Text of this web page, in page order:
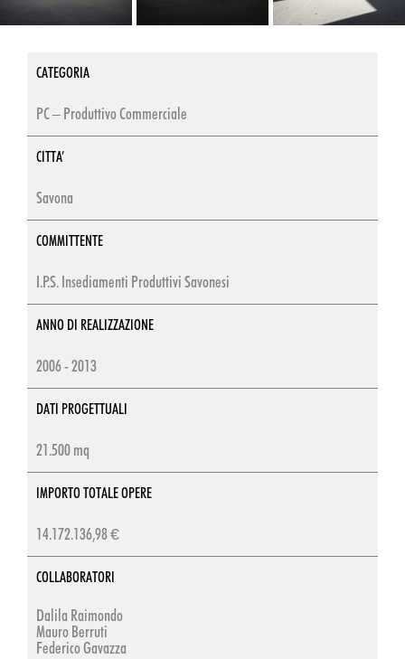
CATEGORIA
PC – Produttivo Commerciale
CITTA’
Savona
COMMITTENTE
I.P.S. Insediamenti Produttivi Savonesi
ANNO DI REALIZZAZIONE
2006 - 2013
DATI PROGETTUALI
21.500 mq
IMPORTO TOTALE OPERE
14.172.136,98 €
COLLABORATORI
Dalila Raimondo
Mauro Berruti
Federico Gavazza